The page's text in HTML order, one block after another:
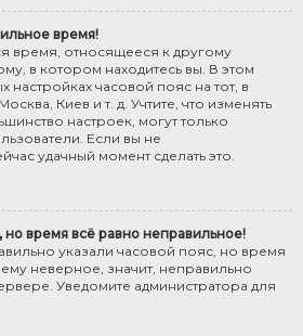
время!
время, относящееся к другому
в котором находитесь вы. В этом
настройках часовой пояс на тот, в
Киев и т. д. Учтите, что изменять
настроек, могут только
Если вы не
удачный момент сделать это.
время всё равно неправильное!
указали часовой пояс, но время
неверное, значит, неправильно
Уведомите администратора для